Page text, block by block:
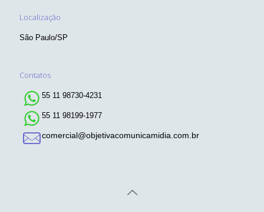
Localização
São Paulo/SP
Contatos
55 11 98730-4231
55 11 98199-1977
comercial@objetivacomunicamidia.com.br